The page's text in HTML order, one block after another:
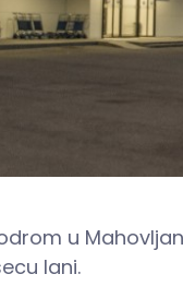
u
lani.